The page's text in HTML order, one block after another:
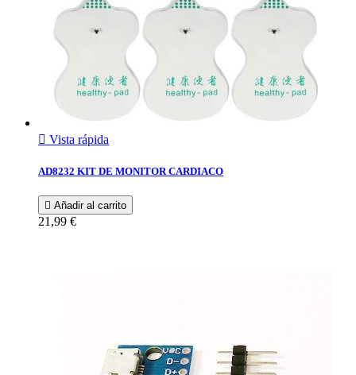
 Vista rápida
AD8232 KIT DE MONITOR CARDIACO
 Añadir al carrito
21,99 €